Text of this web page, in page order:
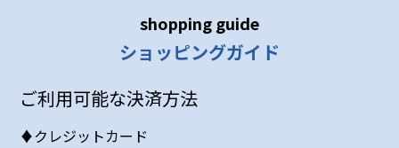
shopping guide
ショッピングガイド
ご利用可能な決済方法
♦クレジットカード